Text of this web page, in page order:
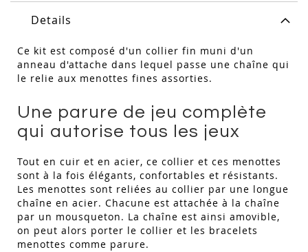
Details
Ce kit est composé d'un collier fin muni d'un
anneau d'attache dans lequel passe une chaîne qui
le relie aux menottes fines assorties.
Une parure de jeu complète
qui autorise tous les jeux
Tout en cuir et en acier, ce collier et ces menottes
sont à la fois élégants, confortables et résistants.
Les menottes sont reliées au collier par une longue
chaîne en acier. Chacune est attachée à la chaîne
par un mousqueton. La chaîne est ainsi amovible,
on peut alors porter le collier et les bracelets
menottes comme parure.